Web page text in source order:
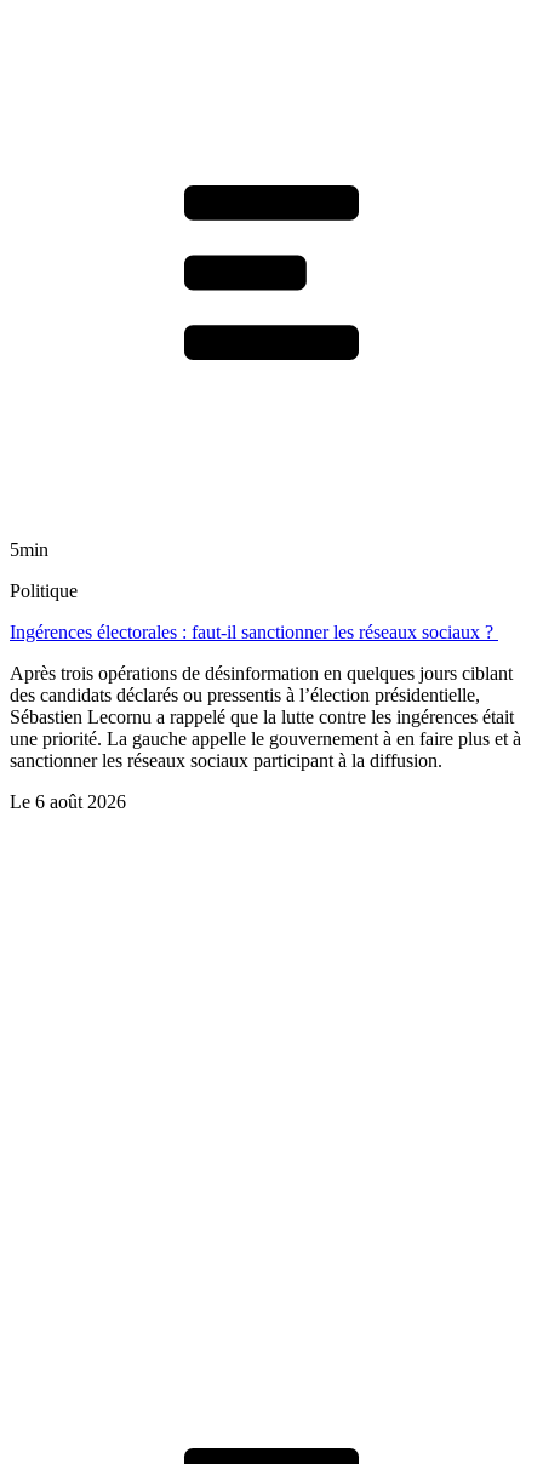
5min
Politique
Ingérences électorales : faut-il sanctionner les réseaux sociaux ?
Après trois opérations de désinformation en quelques jours ciblant
des candidats déclarés ou pressentis à l’élection présidentielle,
Sébastien Lecornu a rappelé que la lutte contre les ingérences était
une priorité. La gauche appelle le gouvernement à en faire plus et à
sanctionner les réseaux sociaux participant à la diffusion.
Le 6 août 2026